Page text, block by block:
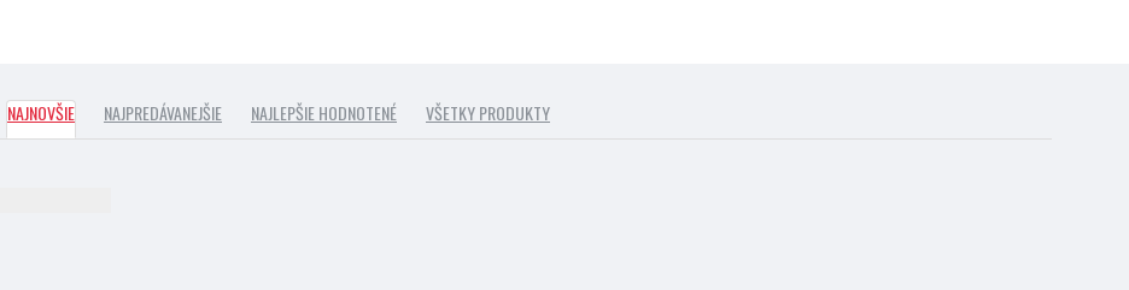
NAJNOVŠIE NAJPREDÁVANEJŠIE NAJLEPŠIE HODNOTENÉ VŠETKY PRODUKTY